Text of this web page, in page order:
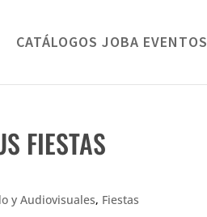
CATÁLOGOS JOBA EVENTOS
FIESTAS
y Audiovisuales, Fiestas